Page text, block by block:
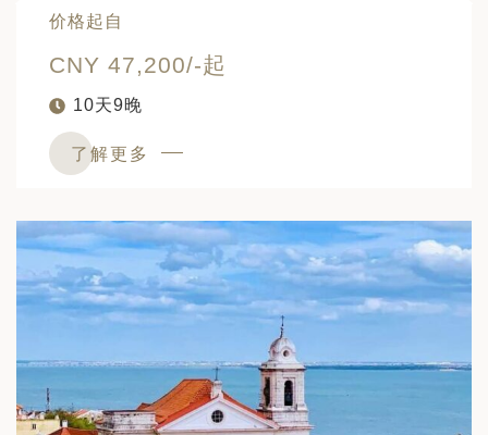
价格起自
CNY 47,200/-起
10天9晚
了解更多